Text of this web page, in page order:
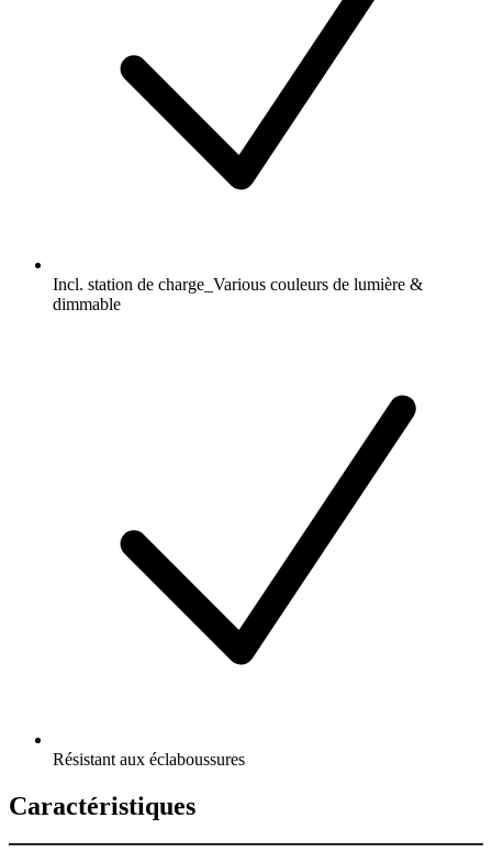
Incl. station de charge_Various couleurs de lumière &
dimmable
Résistant aux éclaboussures
Caractéristiques